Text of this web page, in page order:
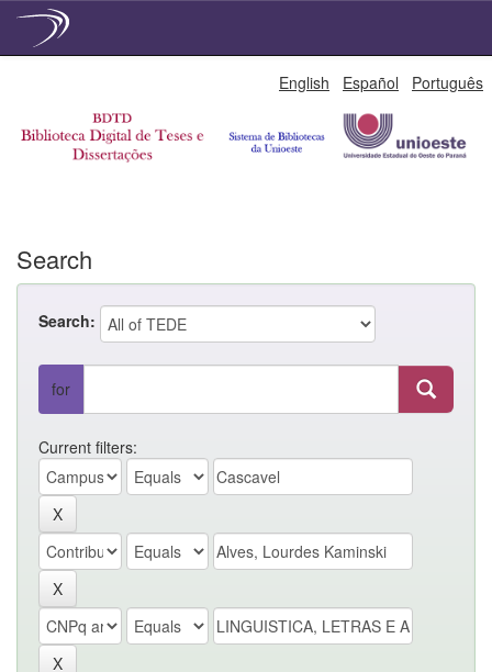
English Español Português
Search
Search:
for
Current filters: